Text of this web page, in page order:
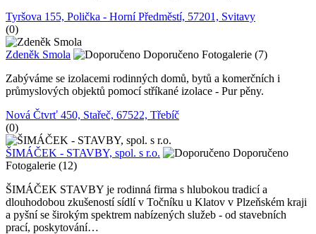
Tyršova 155, Polička - Horní Předměstí, 57201, Svitavy
(0)
Zdeněk Smola Doporučeno Fotogalerie (7)
Zabýváme se izolacemi rodinných domů, bytů a komerčních i
průmyslových objektů pomocí stříkané izolace - Pur pěny.
Nová Čtvrť 450, Stařeč, 67522, Třebíč
(0)
ŠIMÁČEK - STAVBY, spol. s r.o.
Doporučeno
Fotogalerie (12)
ŠIMÁČEK STAVBY je rodinná firma s hlubokou tradicí a
dlouhodobou zkušeností sídlí v Točníku u Klatov v Plzeňském kraji
a pyšní se širokým spektrem nabízených služeb - od stavebních
prací, poskytování…